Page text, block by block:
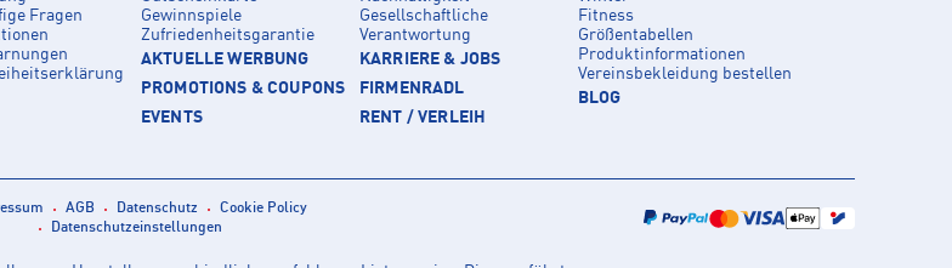
Fragen
Gewinnspiele
Zufriedenheitsgarantie
AKTUELLE WERBUNG
PROMOTIONS & COUPONS
EVENTS
Gesellschaftliche
Verantwortung
KARRIERE & JOBS
FIRMENRADL
RENT / VERLEIH
Fitness
Größentabellen
Produktinformationen
Vereinsbekleidung bestellen
BLOG
AGB Datenschutz
Cookie Policy
Datenschutzeinstellungen